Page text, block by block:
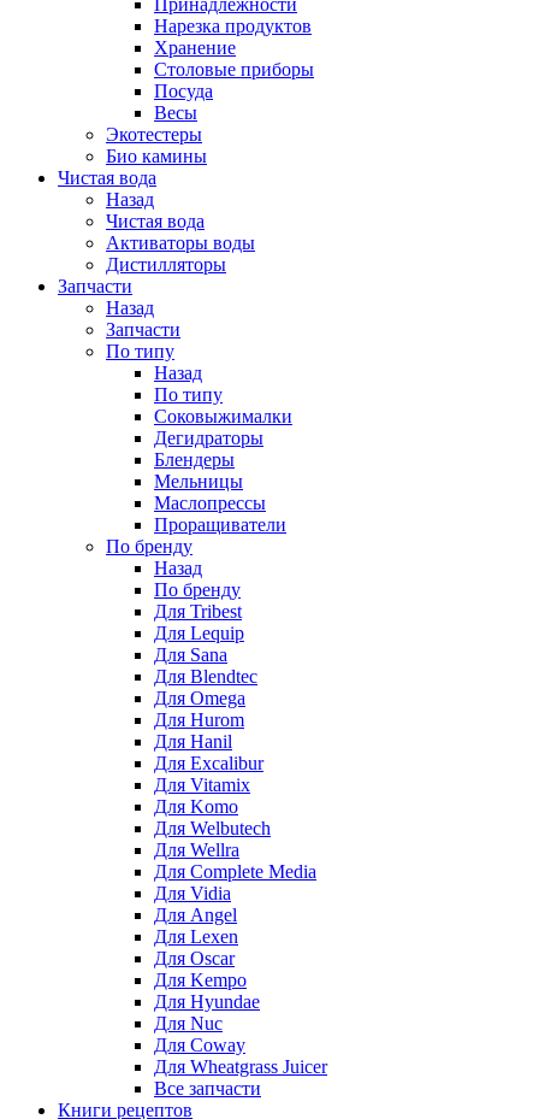
Принадлежности
Нарезка продуктов
Хранение
Столовые приборы
Посуда
Весы
Экотестеры
Био камины
Чистая вода
Назад
Чистая вода
Активаторы воды
Дистилляторы
Запчасти
Назад
Запчасти
По типу
Назад
По типу
Соковыжималки
Дегидраторы
Блендеры
Мельницы
Маслопрессы
Проращиватели
По бренду
Назад
По бренду
Для Tribest
Для Lequip
Для Sana
Для Blendtec
Для Omega
Для Hurom
Для Hanil
Для Excalibur
Для Vitamix
Для Komo
Для Welbutech
Для Wellra
Для Complete Media
Для Vidia
Для Angel
Для Lexen
Для Oscar
Для Kempo
Для Hyundae
Для Nuc
Для Coway
Для Wheatgrass Juicer
Все запчасти
Книги рецептов